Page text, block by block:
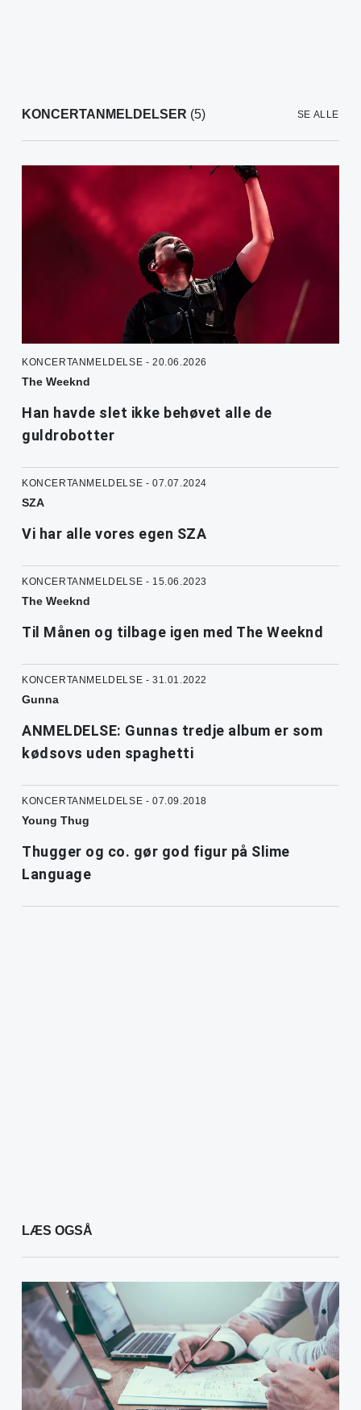
KONCERTANMELDELSER (5) SE ALLE
KONCERTANMELDELSE - 20.06.2026
The Weeknd
Han havde slet ikke behøvet alle de
guldrobotter
KONCERTANMELDELSE - 07.07.2024
SZA
Vi har alle vores egen SZA
KONCERTANMELDELSE - 15.06.2023
The Weeknd
Til Månen og tilbage igen med The Weeknd
KONCERTANMELDELSE - 31.01.2022
Gunna
ANMELDELSE: Gunnas tredje album er som
kødsovs uden spaghetti
KONCERTANMELDELSE - 07.09.2018
Young Thug
Thugger og co. gør god figur på Slime
Language
LÆS OGSÅ